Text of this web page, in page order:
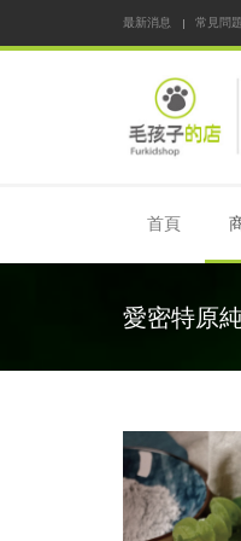
最新消息 常見問題
首頁
愛密特原